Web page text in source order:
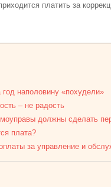
платить за
наполовину «похудели»
– не радость
должны сделать
плата?
за управление и